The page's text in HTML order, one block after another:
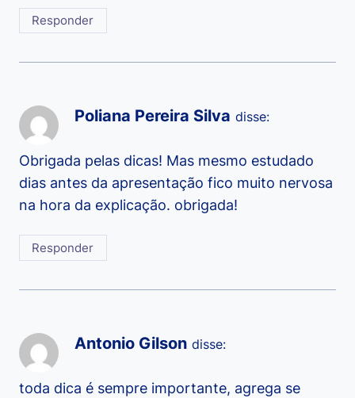
Responder
Poliana Pereira Silva disse:
Obrigada pelas dicas! Mas mesmo estudado
dias antes da apresentação fico muito nervosa
na hora da explicação. obrigada!
Responder
Antonio Gilson disse:
toda dica é sempre importante, agrega se